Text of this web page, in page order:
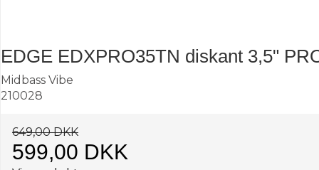
EDGE EDXPRO35TN diskant 3,5"
Midbass Vibe
210028
649,00 DKK
599,00 DKK